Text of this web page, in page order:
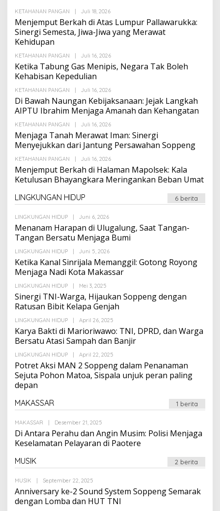
KETAHANAN PANGAN Juli 18, 2026Oleh
Menjemput Berkah di Atas Lumpur Pallawarukka:
Sinergi Semesta, Jiwa-Jiwa yang Merawat
Kehidupan
KETAHANAN PANGAN Juli 16, 2026Oleh
Ketika Tabung Gas Menipis, Negara Tak Boleh
Kehabisan Kepedulian
KETAHANAN PANGAN Juli 16, 2026Oleh
Di Bawah Naungan Kebijaksanaan: Jejak Langkah
AIPTU Ibrahim Menjaga Amanah dan Kehangatan
KETAHANAN PANGAN Juli 16, 2026Oleh
Menjaga Tanah Merawat Iman: Sinergi
Menyejukkan dari Jantung Persawahan Soppeng
KETAHANAN PANGAN Juli 16, 2026Oleh
Menjemput Berkah di Halaman Mapolsek: Kala
Ketulusan Bhayangkara Meringankan Beban Umat
LINGKUNGAN HIDUP 6 berita
LINGKUNGAN HIDUP Juni 6, 2026Oleh
Menanam Harapan di Ulugalung, Saat Tangan-
Tangan Bersatu Menjaga Bumi
LINGKUNGAN HIDUP Juni 5, 2026Oleh
Ketika Kanal Sinrijala Memanggil: Gotong Royong
Menjaga Nadi Kota Makassar
LINGKUNGAN HIDUP Mei 3, 2025
Sinergi TNI-Warga, Hijaukan Soppeng dengan
Ratusan Bibit Kelapa Genjah
LINGKUNGAN HIDUP April 26, 2025
Karya Bakti di Marioriwawo: TNI, DPRD, dan Warga
Bersatu Atasi Sampah dan Banjir
LINGKUNGAN HIDUP April 22, 2025
Potret Aksi MAN 2 Soppeng dalam Penanaman
Sejuta Pohon Matoa, Sispala unjuk peran paling
depan
MAKASSAR 1 berita
MAKASSAR Desember 21, 2025
Di Antara Perahu dan Angin Musim: Polisi Menjaga
Keselamatan Pelayaran di Paotere
MUSIK 2 berita
MUSIK September 22, 2025
Anniversary ke-2 Sound System Soppeng Semarak
dengan Lomba dan HUT TNI